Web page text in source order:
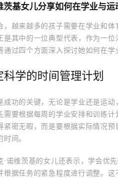
茨基女儿分享如何在学业与
，越来越多的孩子需要在学业和
是其中的一位典型代表，作为一
通过四个方面深入探讨她如何在
科学的时间管理计划
成功的关键，无论是学业还是运
需要根据每周的学业安排和训练
紧密无暇，而是要根据实际情况
间。
·诺维茨基的女儿还表示，学会优
根据任务的紧急程度进行调整。